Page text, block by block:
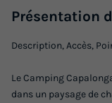
Présentation
Description, Accès,
Le Camping
dans un paysage de